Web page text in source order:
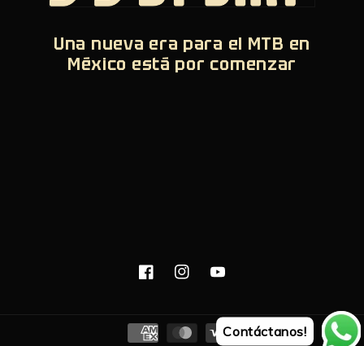
Una nueva era para el MTB en
México está por comenzar
FacebookInstagramYouTube
Formas
Contáctanos!